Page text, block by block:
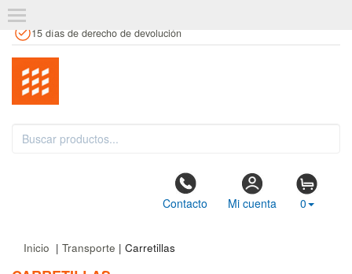
15 días de derecho de devolución
Contacto Mi cuenta 0
Inicio | Transporte | Carretillas